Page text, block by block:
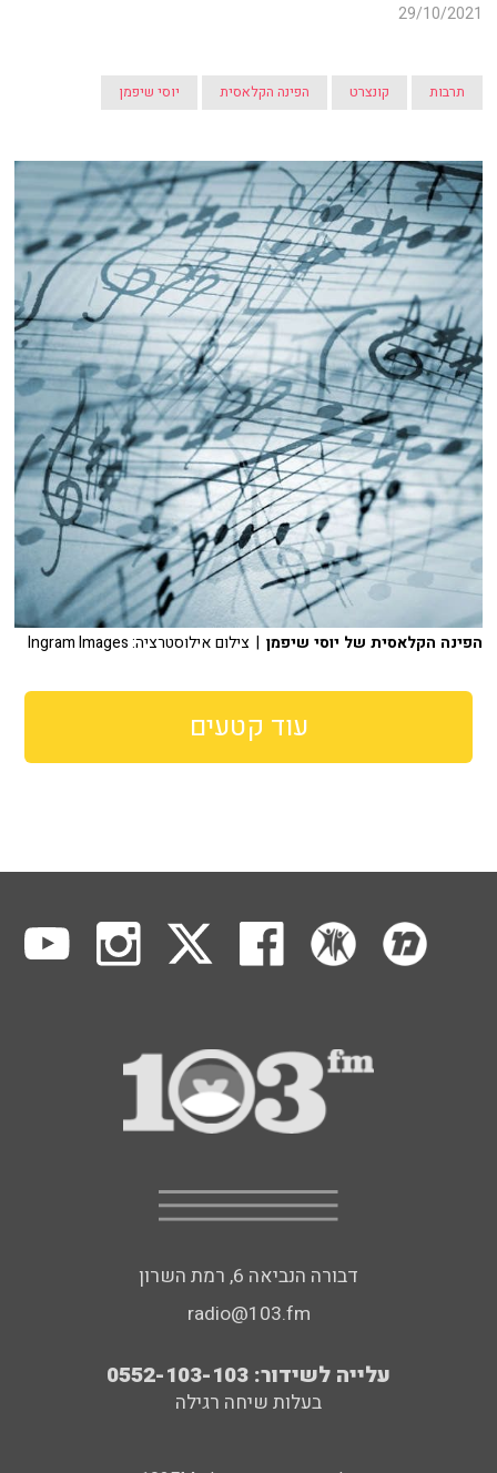
29/10/2021
תרבות קונצרט הפינה הקלאסית יוסי שיפמן
הפינה הקלאסית של יוסי שיפמן | צילום אילוסטרציה: Ingram Images
עוד קטעים
דבורה הנביאה 6, רמת השרון
radio@103.fm
עלייה לשידור: 0552-103-103
בעלות שיחה רגילה